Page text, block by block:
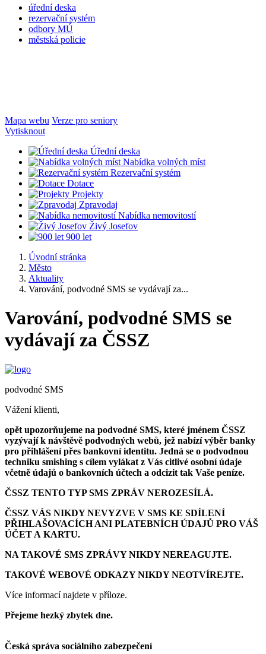
úřední deska
rezervační systém
odbory MÚ
městská policie
Mapa webu Verze pro seniory
Vytisknout
Úřední deska
Nabídka volných míst
Rezervační systém
Dotace
Projekty
Zpravodaj
Nabídka nemovitostí
Živý Josefov
900 let
Úvodní stránka
Město
Aktuality
Varování, podvodné SMS se vydávají za...
Varování, podvodné SMS se
vydávají za ČSSZ
podvodné SMS
Vážení klienti,
opět upozorňujeme na podvodné SMS, které jménem ČSSZ
vyzývají k návštěvě podvodných webů, jež nabízí výběr banky
pro přihlášení přes bankovní identitu. Jedná se o podvodnou
techniku smishing s cílem vylákat z Vás citlivé osobní údaje
včetně údajů o bankovních účtech a odcizit tak Vaše peníze.
ČSSZ TENTO TYP SMS ZPRÁV NEROZESÍLÁ.
ČSSZ VÁS NIKDY NEVYZVE V SMS KE SDÍLENÍ
PŘIHLAŠOVACÍCH ANI PLATEBNÍCH ÚDAJŮ PRO VÁŠ
ÚČET A KARTU.
NA TAKOVÉ SMS ZPRÁVY NIKDY NEREAGUJTE.
TAKOVÉ WEBOVÉ ODKAZY NIKDY NEOTVÍREJTE.
Více informací najdete v příloze.
Přejeme hezký zbytek dne.
Česká správa sociálního zabezpečení